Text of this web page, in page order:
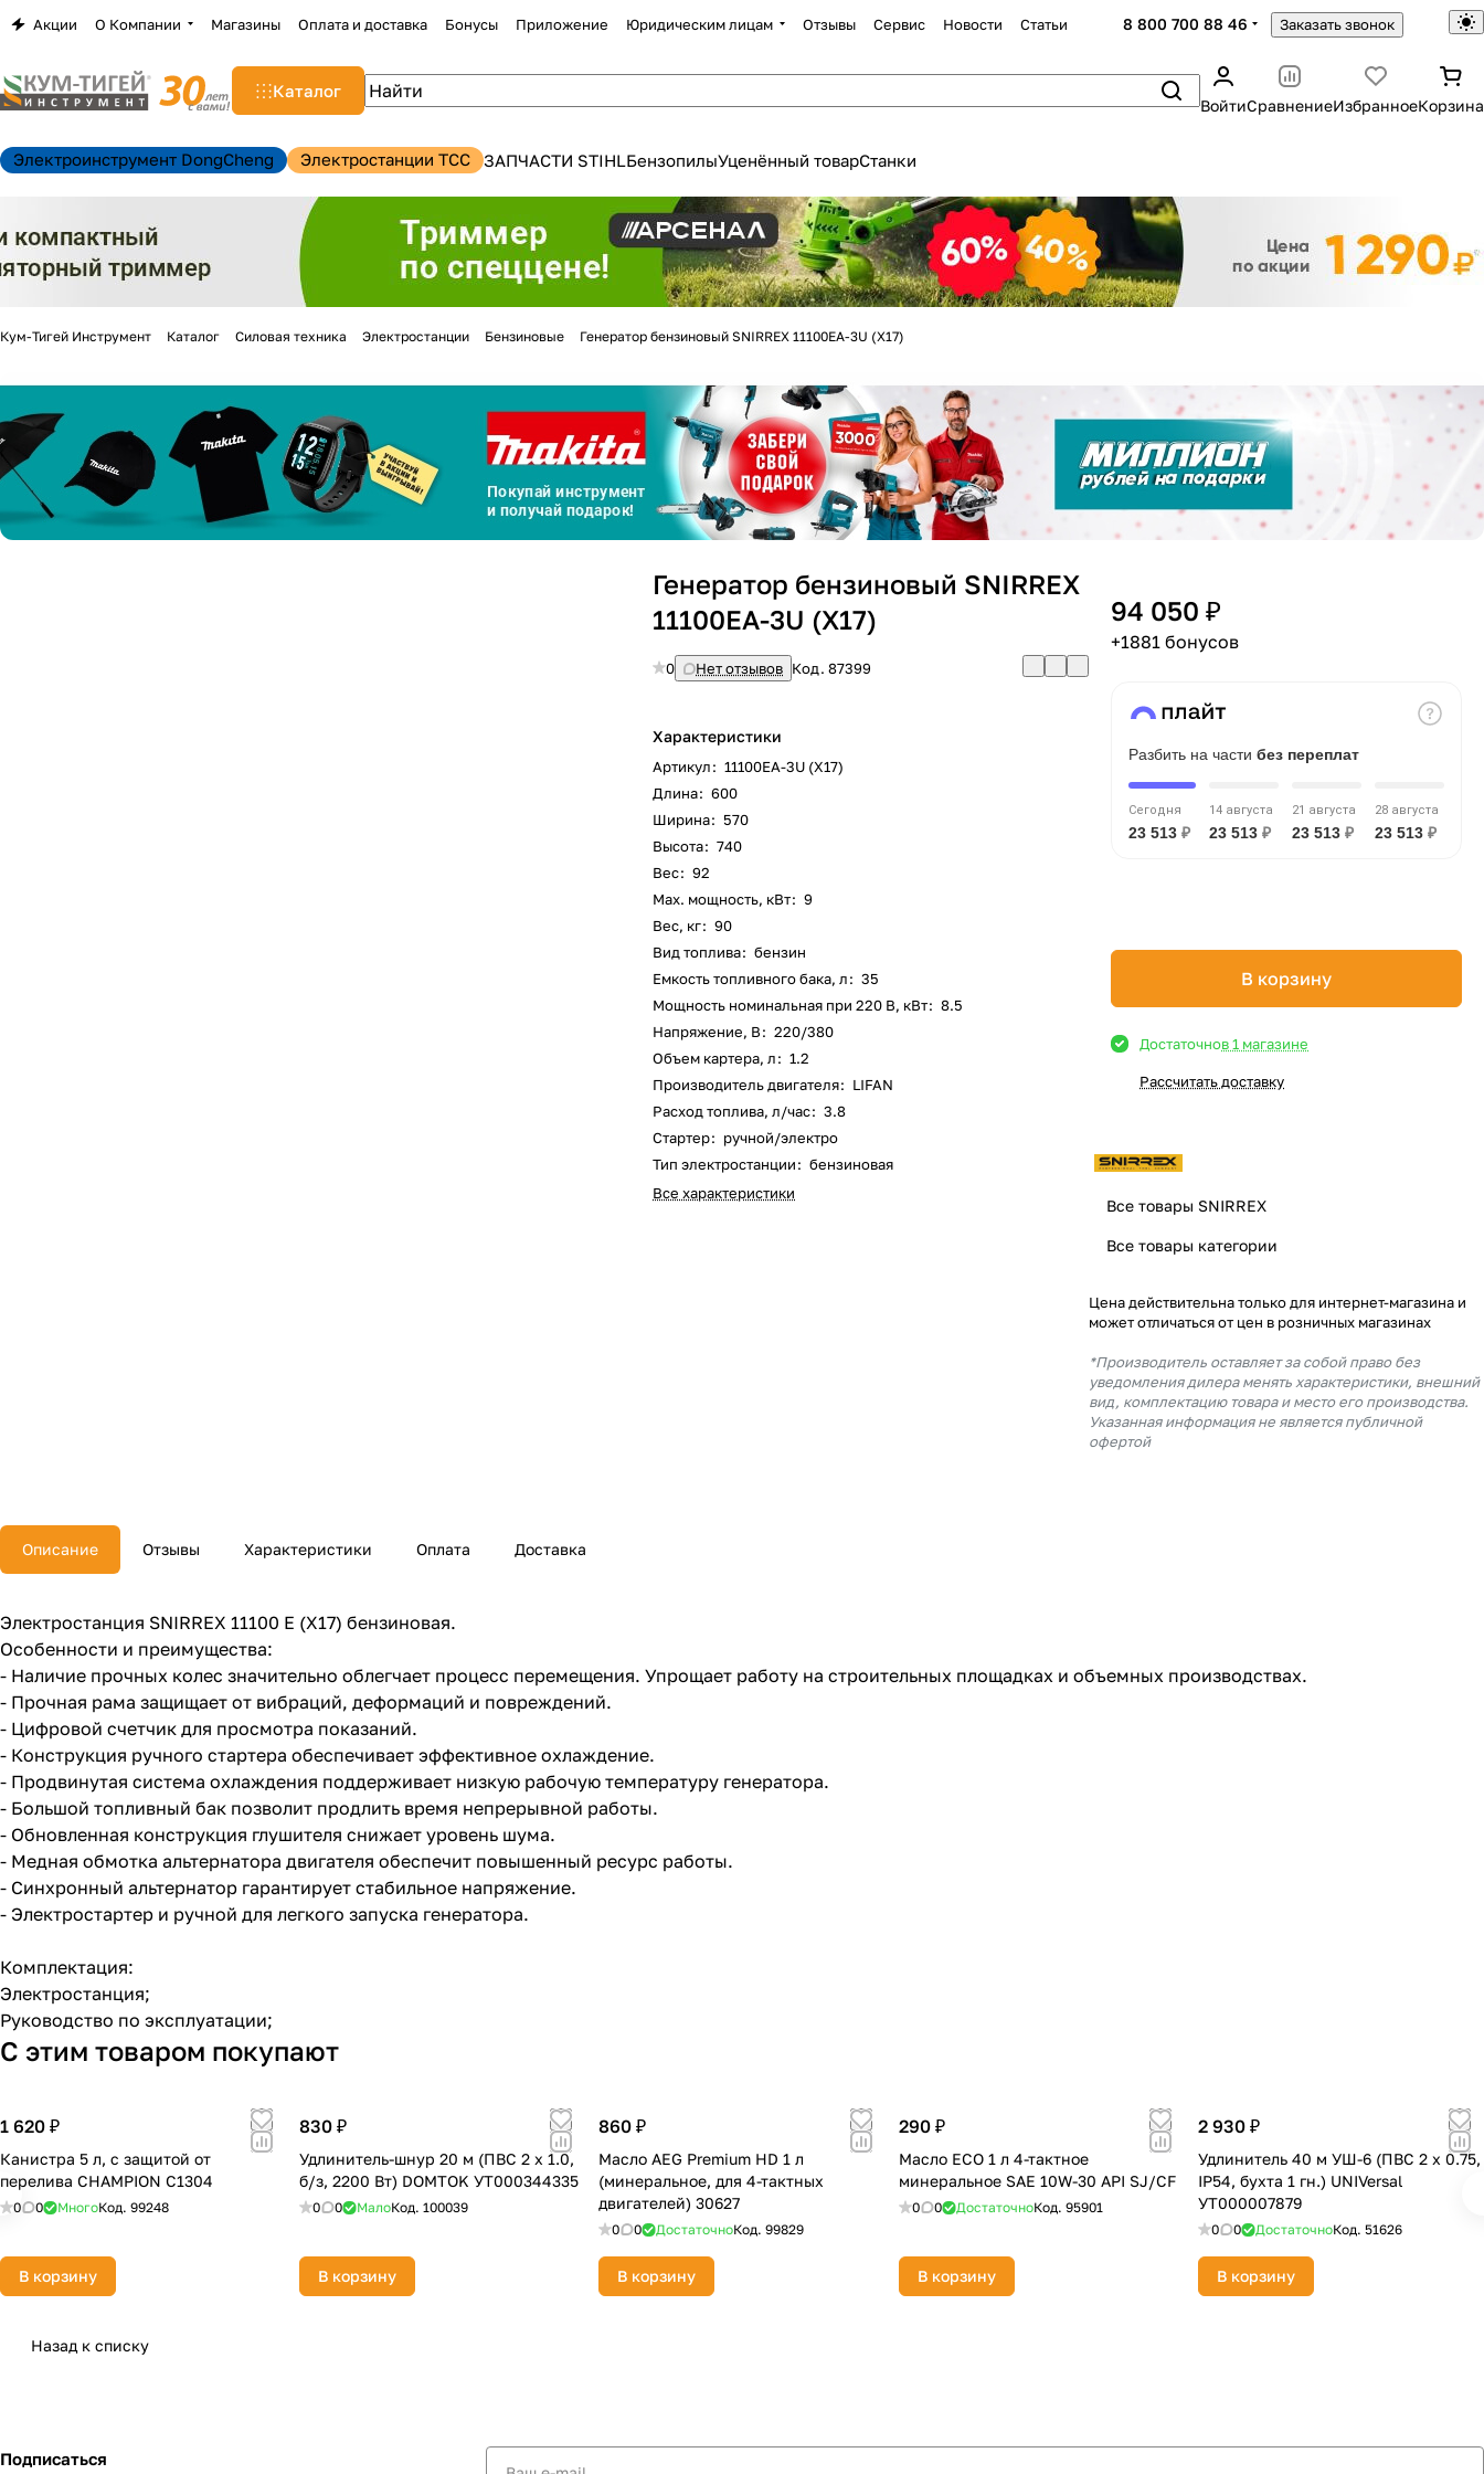
Акции О Компании Магазины Оплата и доставка Бонусы Приложение Юридическим лицам Отзывы Сервис Новости Статьи 8 800 700 88 46 Заказать звонок
Каталог
ВойтиСравнениеИзбранноеКорзина
Электроинструмент DongCheng Электростанции TCC ЗАПЧАСТИ STIHLБензопилыУценённый товарСтанки
Кум-Тигей Инструмент Каталог Силовая техника Электростанции Бензиновые Генератор бензиновый SNIRREX 11100EA-3U (X17)
Генератор бензиновый SNIRREX
11100EA-3U (X17)
0 Нет отзывов Код.87399
Характеристики
Артикул: 11100EA-3U (X17)
Длина: 600
Ширина: 570
Высота: 740
Вес: 92
Max. мощность, кВт: 9
Вес, кг: 90
Вид топлива: бензин
Емкость топливного бака, л: 35
Мощность номинальная при 220 В, кВт: 8.5
Напряжение, В: 220/380
Объем картера, л: 1.2
Производитель двигателя: LIFAN
Расход топлива, л/час: 3.8
Стартер: ручной/электро
Тип электростанции: бензиновая
Все характеристики
94 050 ₽
+1881 бонусов
Разбить на части без переплат
Сегодня
23 513 ₽
14 августа
23 513 ₽
21 августа
23 513 ₽
28 августа
23 513 ₽
В корзину
Достаточнов 1 магазине
Рассчитать доставку
Все товары SNIRREX
Все товары категории
Цена действительна только для интернет-магазина и
может отличаться от цен в розничных магазинах
*Производитель оставляет за собой право без
уведомления дилера менять характеристики, внешний
вид, комплектацию товара и место его производства.
Указанная информация не является публичной
офертой
Описание Отзывы Характеристики Оплата Доставка
Электростанция SNIRREX 11100 E (X17) бензиновая.
Особенности и преимущества:
- Наличие прочных колес значительно облегчает процесс перемещения. Упрощает работу на строительных площадках и объемных производствах.
- Прочная рама защищает от вибраций, деформаций и повреждений.
- Цифровой счетчик для просмотра показаний.
- Конструкция ручного стартера обеспечивает эффективное охлаждение.
- Продвинутая система охлаждения поддерживает низкую рабочую температуру генератора.
- Большой топливный бак позволит продлить время непрерывной работы.
- Обновленная конструкция глушителя снижает уровень шума.
- Медная обмотка альтернатора двигателя обеспечит повышенный ресурс работы.
- Синхронный альтернатор гарантирует стабильное напряжение.
- Электростартер и ручной для легкого запуска генератора.
Комплектация:
Электростанция;
Руководство по эксплуатации;
С этим товаром покупают
1 620 ₽
Канистра 5 л, с защитой от
перелива CHAMPION C1304
0 0 МногоКод. 99248
В корзину
830 ₽
Удлинитель-шнур 20 м (ПВС 2 х 1.0,
б/з, 2200 Вт) DOMTOK УТ000344335
0 0 МалоКод.100039
В корзину
860 ₽
Масло AEG Premium HD 1 л
(минеральное, для 4-тактных
двигателей) 30627
0 0 ДостаточноКод.99829
В корзину
290 ₽
Масло ECO 1 л 4-тактное
минеральное SAE 10W-30 API SJ/CF
0 0 ДостаточноКод. 95901
В корзину
2 930 ₽
Удлинитель 40 м УШ-6 (ПВС 2 х 0.75,
IP54, бухта 1 гн.) UNIVersal
УТ000007879
0 0 ДостаточноКод. 51626
В корзину
Назад к списку
Подписаться
Закрыть
Разбейтеоплату
на частибез переплат
График платежей
Добавляйте товарыв корзину
Оплачивайте сегодня только
% картой любого банка
Получайте товарвыбранный способом
Оставшиеся75% будутсписываться
с вашей картыпо25%каждые 2 недели
об оплате Плайтом